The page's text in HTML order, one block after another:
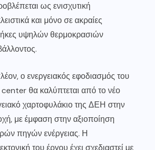
ως ενισχυτική
και μόνο σε ακραίες
υψηλών θερμοκρασιών
ο ενεργειακός εφοδιασμός του
θα καλύπτεται από το νέο
χαρτοφυλάκιο της ΔΕΗ στην
με έμφαση στην αξιοποίηση
πηγών ενέργειας. Η
του έργου έχει σχεδιαστεί με